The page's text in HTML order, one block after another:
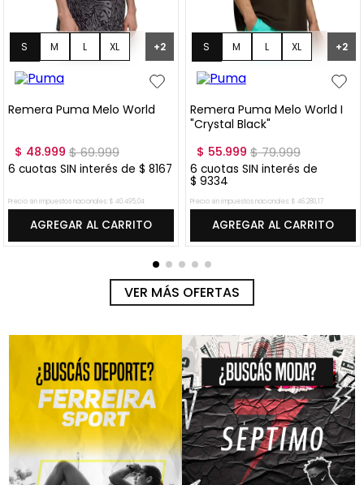
S M L XL
XXL
+2
Remera Puma Melo World
$ 48.999 $69.999
6 cuotas SIN interés de $ 8167
Precio sin impuestos nacionales: $ 40.495,04
AGREGAR AL CARRITO
S M L XL
XXL
+2
Remera Puma Melo World I
"Crystal Black"
$ 55.999 $79.999
6 cuotas SIN interés de
$ 9334
Precio sin impuestos nacionales: $ 46.280,17
AGREGAR AL CARRITO
VER MÁS OFERTAS